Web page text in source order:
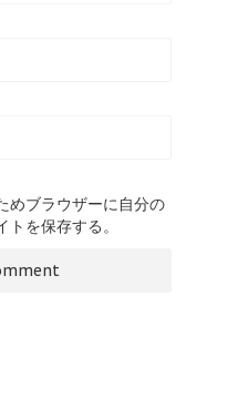
めブラウザーに自分の
を保存する。